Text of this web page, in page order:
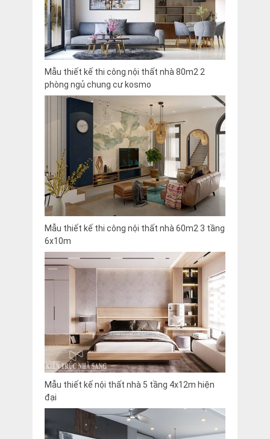
Mẫu thiết kế thi công nội thất nhà 80m2 2
phòng ngủ chung cư kosmo
Mẫu thiết kế thi công nội thất nhà 60m2 3 tầng
6x10m
Mẫu thiết kế nội thất nhà 5 tầng 4x12m hiện
đại